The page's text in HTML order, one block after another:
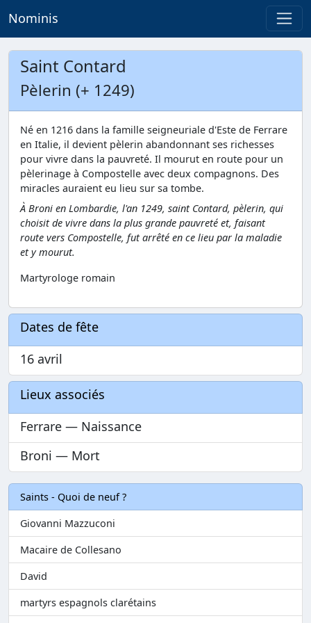
Nominis
Saint Contard
Pèlerin (+ 1249)
Né en 1216 dans la famille seigneuriale d'Este de Ferrare
en Italie, il devient pèlerin abandonnant ses richesses
pour vivre dans la pauvreté. Il mourut en route pour un
pèlerinage à Compostelle avec deux compagnons. Des
miracles auraient eu lieu sur sa tombe.
À Broni en Lombardie, l'an 1249, saint Contard, pèlerin, qui
choisit de vivre dans la plus grande pauvreté et, faisant
route vers Compostelle, fut arrêté en ce lieu par la maladie
et y mourut.
Martyrologe romain
Dates de fête
16 avril
Lieux associés
Ferrare — Naissance
Broni — Mort
Saints - Quoi de neuf ?
Giovanni Mazzuconi
Macaire de Collesano
David
martyrs espagnols clarétains